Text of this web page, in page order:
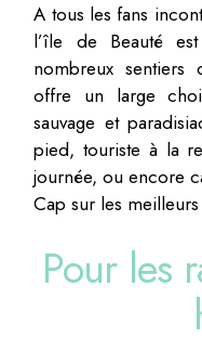
A tous les fans
l’île de Beauté
nombreux
offre un large
sauvage et
pied, touriste à la
journée, ou encore
Cap sur les
Pour les